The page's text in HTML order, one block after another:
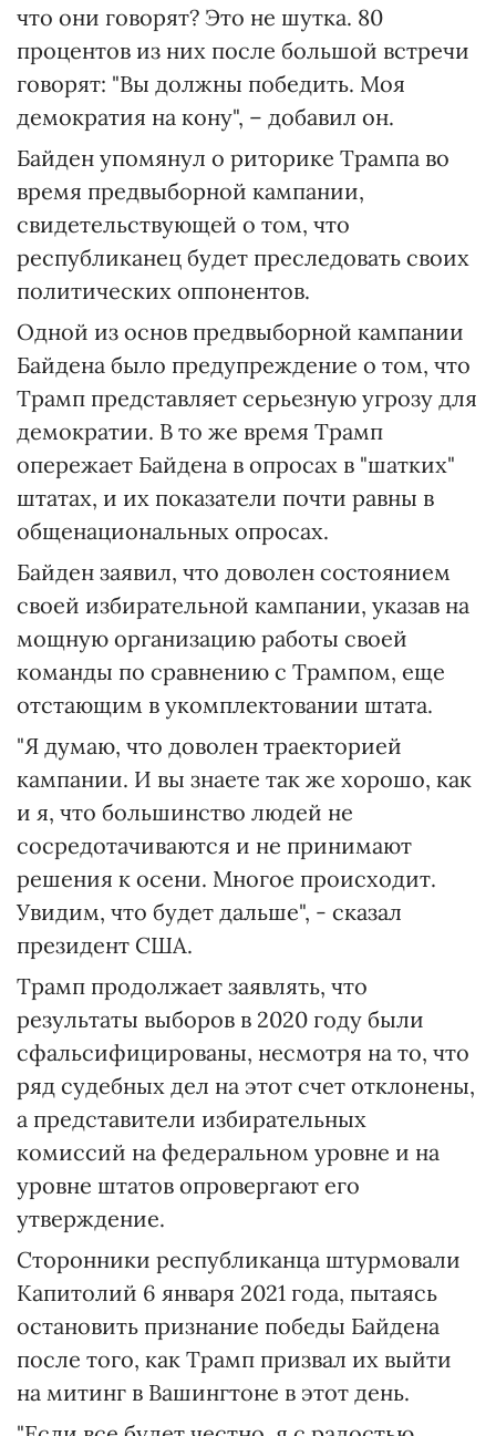
что они говорят? Это не шутка. 80
процентов из них после большой встречи
говорят: "Вы должны победить. Моя
демократия на кону", – добавил он.
Байден упомянул о риторике Трампа во
время предвыборной кампании,
свидетельствующей о том, что
республиканец будет преследовать своих
политических оппонентов.
Одной из основ предвыборной кампании
Байдена было предупреждение о том, что
Трамп представляет серьезную угрозу для
демократии. В то же время Трамп
опережает Байдена в опросах в "шатких"
штатах, и их показатели почти равны в
общенациональных опросах.
Байден заявил, что доволен состоянием
своей избирательной кампании, указав на
мощную организацию работы своей
команды по сравнению с Трампом, еще
отстающим в укомплектовании штата.
"Я думаю, что доволен траекторией
кампании. И вы знаете так же хорошо, как
и я, что большинство людей не
сосредотачиваются и не принимают
решения к осени. Многое происходит.
Увидим, что будет дальше", - сказал
президент США.
Трамп продолжает заявлять, что
результаты выборов в 2020 году были
сфальсифицированы, несмотря на то, что
ряд судебных дел на этот счет отклонены,
а представители избирательных
комиссий на федеральном уровне и на
уровне штатов опровергают его
утверждение.
Сторонники республиканца штурмовали
Капитолий 6 января 2021 года, пытаясь
остановить признание победы Байдена
после того, как Трамп призвал их выйти
на митинг в Вашингтоне в этот день.